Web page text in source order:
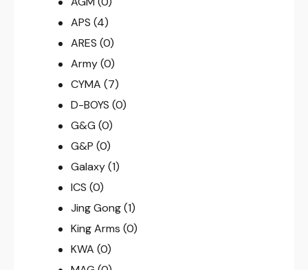
APS (4)
ARES (0)
Army (0)
CYMA (7)
D-BOYS (0)
G&G (0)
G&P (0)
Galaxy (1)
ICS (0)
Jing Gong (1)
King Arms (0)
KWA (0)